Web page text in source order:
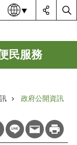
語系
民服務
政府公開資訊